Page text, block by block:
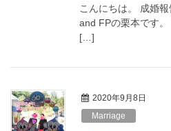
こんにちは。 成婚
and FPの栗本です。
[…]
2020年9月8日
Marriage